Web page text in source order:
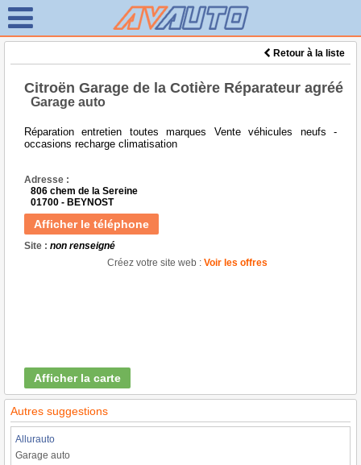
Retour à la liste
Citroën Garage de la Cotière Réparateur agréé
Garage auto
Réparation entretien toutes marques Vente véhicules neufs -
occasions recharge climatisation
Adresse :
806 chem de la Sereine
01700 - BEYNOST
Afficher le téléphone
Site : non renseigné
Créez votre site web : Voir les offres
Afficher la carte
Autres suggestions
Allurauto
Garage auto